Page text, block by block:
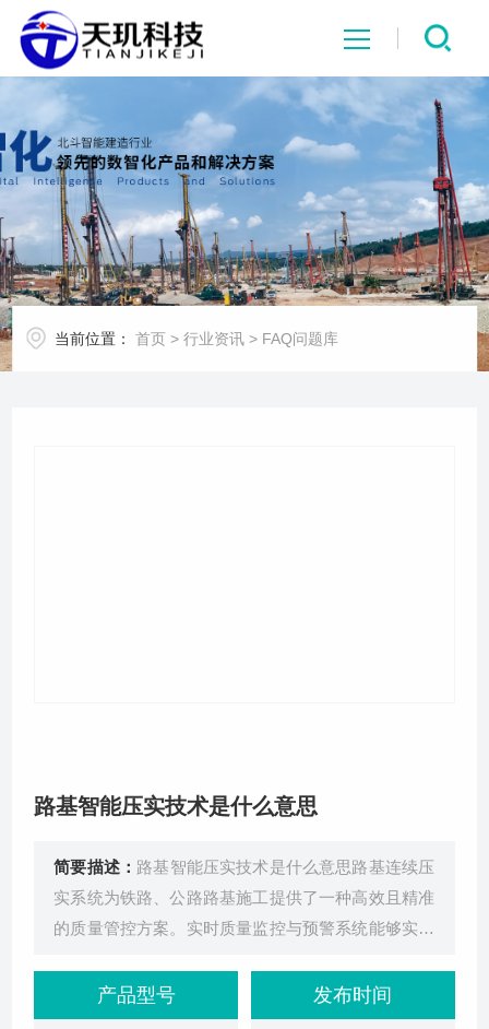
网站首页
系统中心
解决方案
项目案例
当前位置： 首页 >行业资讯 > FAQ问题库
路基智能压实技术是什么意思
简要描述： 路基智能压实技术是什么意思路基连续压
实系统为铁路、公路路基施工提供了一种高效且精准
的质量管控方案。实时质量监控与预警系统能够实时
度等指标，确保施工过程中的每一步都符合质量标
准。通过对数据的实时分析，系统能在数据异常时迅
产品型号 发布时间